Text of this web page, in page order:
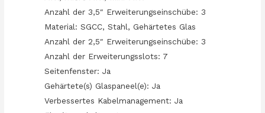
Anzahl der 3,5″ Erweiterungseinschübe: 3
Material: SGCC, Stahl, Gehärtetes Glas
Anzahl der 2,5″ Erweiterungseinschübe: 3
Anzahl der Erweiterungsslots: 7
Seitenfenster: Ja
Gehärtete(s) Glaspaneel(e): Ja
Verbessertes Kabelmanagement: Ja